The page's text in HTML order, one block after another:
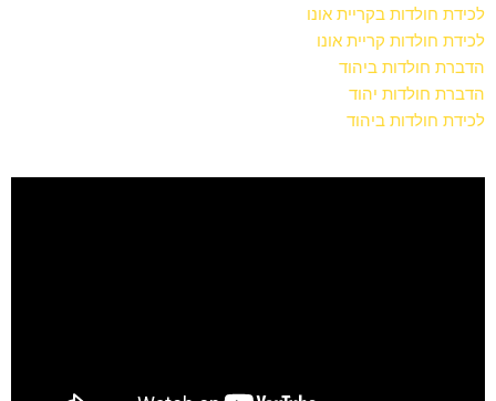
לכידת חולדות בקריית אונו
לכידת חולדות קריית אונו
הדברת חולדות ביהוד
הדברת חולדות יהוד
לכידת חולדות ביהוד